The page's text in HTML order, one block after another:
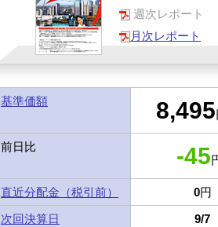
週次レポート
月次レポート
基準価額 8,495
前日比 -45
直近分配金（税引前） 0円
次回決算日
9/7